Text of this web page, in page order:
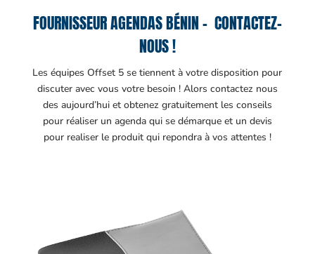
FOURNISSEUR AGENDAS BÉNIN – CONTACTEZ-
NOUS !
Les équipes Offset 5 se tiennent à votre disposition pour
discuter avec vous votre besoin ! Alors contactez nous
des aujourd’hui et obtenez gratuitement les conseils
pour réaliser un agenda qui se démarque et un devis
pour realiser le produit qui repondra à vos attentes !